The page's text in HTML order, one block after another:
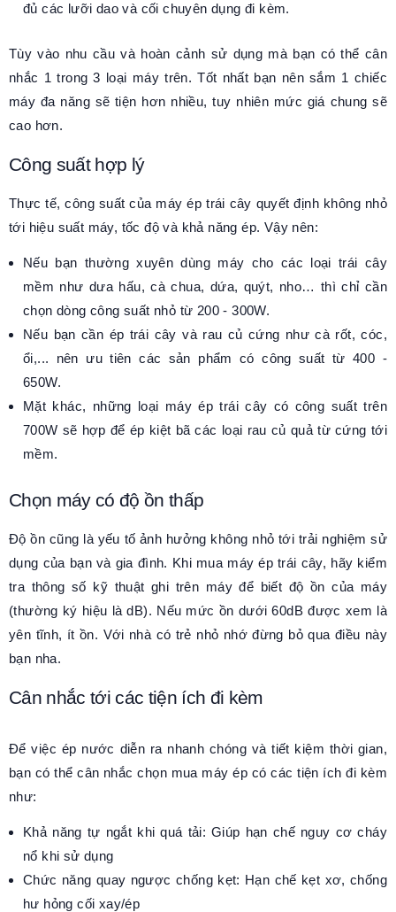
đủ các lưỡi dao và cối chuyên dụng đi kèm.
Tùy vào nhu cầu và hoàn cảnh sử dụng mà bạn có thể cân
nhắc 1 trong 3 loại máy trên. Tốt nhất bạn nên sắm 1 chiếc
máy đa năng sẽ tiện hơn nhiều, tuy nhiên mức giá chung sẽ
cao hơn.
Công suất hợp lý
Thực tế, công suất của máy ép trái cây quyết định không nhỏ
tới hiệu suất máy, tốc độ và khả năng ép. Vậy nên:
Nếu bạn thường xuyên dùng máy cho các loại trái cây
mềm như dưa hấu, cà chua, dứa, quýt, nho… thì chỉ cần
chọn dòng công suất nhỏ từ 200 - 300W.
Nếu bạn cần ép trái cây và rau củ cứng như cà rốt, cóc,
ổi,... nên ưu tiên các sản phẩm có công suất từ 400 -
650W.
Mặt khác, những loại máy ép trái cây có công suất trên
700W sẽ hợp để ép kiệt bã các loại rau củ quả từ cứng tới
mềm.
Chọn máy có độ ồn thấp
Độ ồn cũng là yếu tố ảnh hưởng không nhỏ tới trải nghiệm sử
dụng của bạn và gia đình. Khi mua máy ép trái cây, hãy kiểm
tra thông số kỹ thuật ghi trên máy để biết độ ồn của máy
(thường ký hiệu là dB). Nếu mức ồn dưới 60dB được xem là
yên tĩnh, ít ồn. Với nhà có trẻ nhỏ nhớ đừng bỏ qua điều này
bạn nha.
Cân nhắc tới các tiện ích đi kèm
Để việc ép nước diễn ra nhanh chóng và tiết kiệm thời gian,
bạn có thể cân nhắc chọn mua máy ép có các tiện ích đi kèm
như:
Khả năng tự ngắt khi quá tải: Giúp hạn chế nguy cơ cháy
nổ khi sử dụng
Chức năng quay ngược chống kẹt: Hạn chế kẹt xơ, chống
hư hỏng cối xay/ép